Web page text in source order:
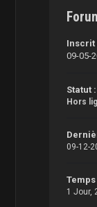
Inscrit
09-05-
Statut :
Hors
09-12-
1 Jour,